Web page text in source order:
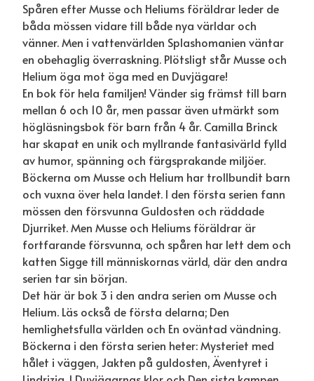
Spåren efter Musse och Heliums föräldrar leder de
båda mössen vidare till både nya världar och
vänner. Men i vattenvärlden Splashomanien väntar
en obehaglig överraskning. Plötsligt står Musse och
Helium öga mot öga med en Duvjägare!
En bok för hela familjen! Vänder sig främst till barn
mellan 6 och 10 år, men passar även utmärkt som
högläsningsbok för barn från 4 år. Camilla Brinck
har skapat en unik och myllrande fantasivärld fylld
av humor, spänning och färgsprakande miljöer.
Böckerna om Musse och Helium har trollbundit barn
och vuxna över hela landet. I den första serien fann
mössen den försvunna Guldosten och räddade
Djurriket. Men Musse och Heliums föräldrar är
fortfarande försvunna, och spåren har lett dem och
katten Sigge till människornas värld, där den andra
serien tar sin början.
Det här är bok 3 i den andra serien om Musse och
Helium. Läs också de första delarna; Den
hemlighetsfulla världen och En oväntad vändning.
Böckerna i den första serien heter: Mysteriet med
hålet i väggen, Jakten på guldosten, Äventyret i